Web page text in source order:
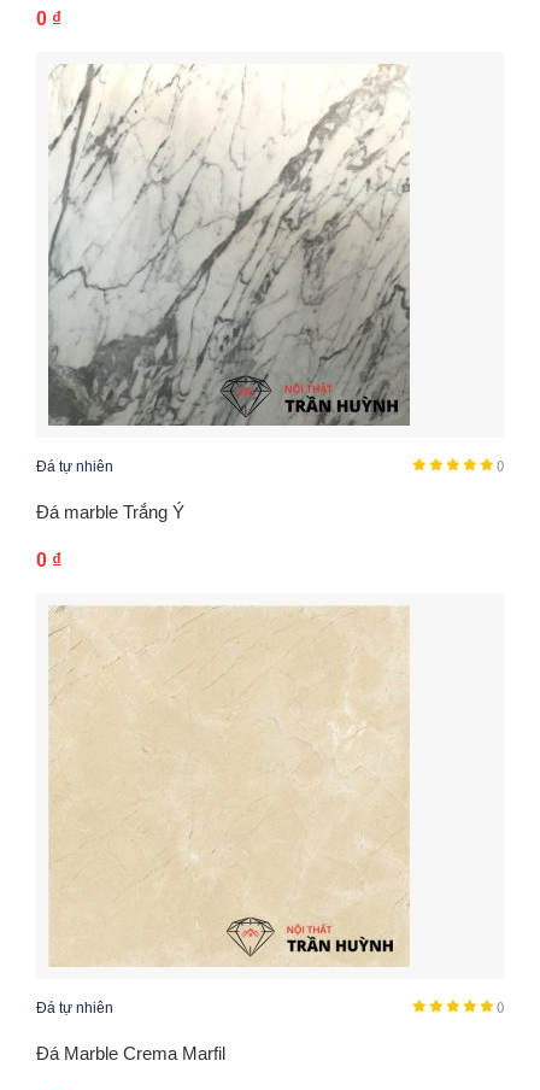
0 ₫
()
Đá tự nhiên
Đá marble Trắng Ý
0 ₫
()
Đá tự nhiên
Đá Marble Crema Marfil